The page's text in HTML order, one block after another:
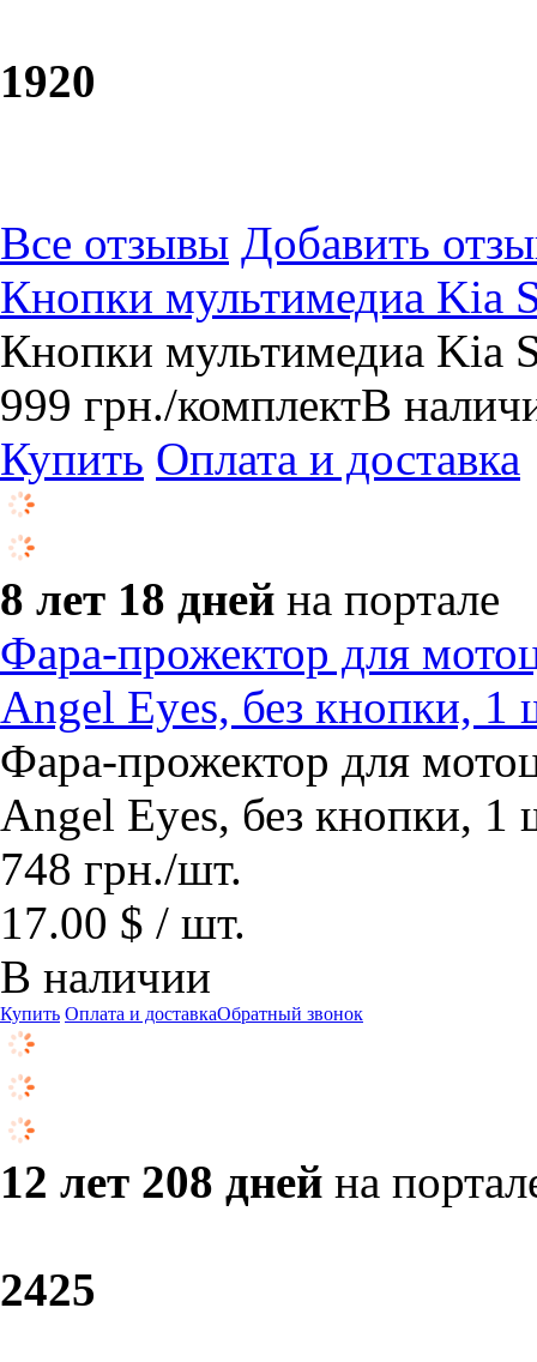
1920
Все отзывы Добавить
Кнопки мультимедиа Kia
Кнопки мультимедиа Kia
999 грн./комплектВ
Купить Оплата и доставка
8 лет 18 дней на портале
Фара-прожектор для
Angel Eyes, без кнопки, 1
Фара-прожектор для
Angel Eyes, без кнопки, 1
748 грн./шт.
17.00 $ / шт.
В наличии
Купить Оплата и доставкаОбратный звонок
12 лет 208 дней на
2425